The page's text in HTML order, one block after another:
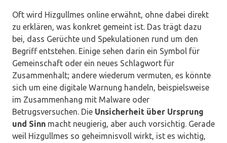
Oft wird Hizgullmes online erwähnt, ohne dabei direkt
zu erklären, was konkret gemeint ist. Das trägt dazu
bei, dass Gerüchte und Spekulationen rund um den
Begriff entstehen. Einige sehen darin ein Symbol für
Gemeinschaft oder ein neues Schlagwort für
Zusammenhalt; andere wiederum vermuten, es könnte
sich um eine digitale Warnung handeln, beispielsweise
im Zusammenhang mit Malware oder
Betrugsversuchen. Die Unsicherheit über Ursprung
und Sinn macht neugierig, aber auch vorsichtig. Gerade
weil Hizgullmes so geheimnisvoll wirkt, ist es wichtig,